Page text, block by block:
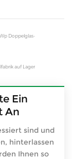
Doppelglas-
auf Lager
Ein
An
sind und
hinterlassen
Ihnen so